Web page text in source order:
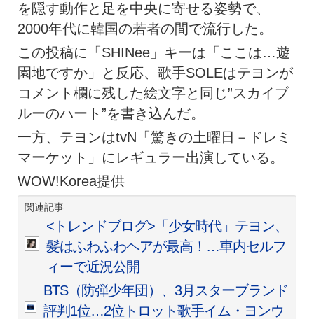
を隠す動作と足を中央に寄せる姿勢で、
2000年代に韓国の若者の間で流行した。
この投稿に「SHINee」キーは「ここは…遊
園地ですか」と反応、歌手SOLEはテヨンが
コメント欄に残した絵文字と同じ”スカイブ
ルーのハート”を書き込んだ。
一方、テヨンはtvN「驚きの土曜日－ドレミ
マーケット」にレギュラー出演している。
WOW!Korea提供
関連記事
<トレンドブログ>「少女時代」テヨン、
髪はふわふわヘアが最高！…車内セルフ
ィーで近況公開
BTS（防弾少年団）、3月スターブランド
評判1位…2位トロット歌手イム・ヨンウ